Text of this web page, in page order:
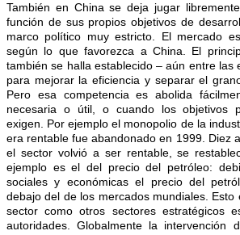
También en China se deja jugar
función de sus propios objetivos de
marco político muy estricto. El mercado
según lo que favorezca a China. El
también se halla establecido – aún entre las
para mejorar la eficiencia y separar el
Pero esa competencia es abolida
necesaria o útil, o cuando los objetivos
exigen. Por ejemplo el monopolio de la
era rentable fue abandonado en 1999. Diez
el sector volvió a ser rentable, se
ejemplo es el del precio del petróleo:
sociales y económicas el precio del
debajo del de los mercados mundiales. Esto
sector como otros sectores estratégicos
autoridades. Globalmente la intervención